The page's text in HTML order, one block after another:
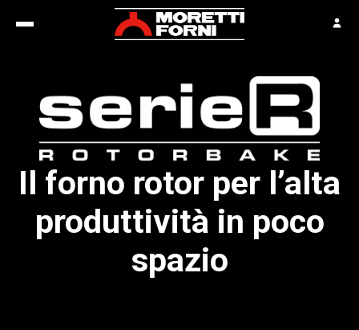
Il forno rotor per l’alta
produttività in poco
spazio